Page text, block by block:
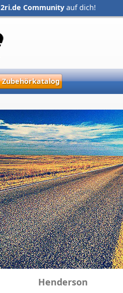
2ri.de Community auf dich!
Zubehörkatalog
Henderson